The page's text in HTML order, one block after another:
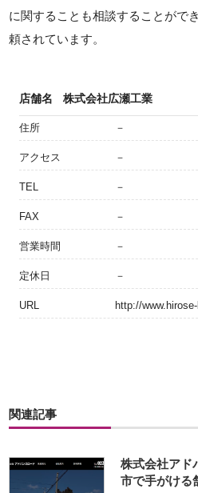
に関することも相談することがで
頼されています。
店舗名 株式会社広瀬工業
住所 －
アクセス －
TEL －
FAX －
営業時間 －
定休日 －
URL http://
関連記事
株式会社アド
市で手がける